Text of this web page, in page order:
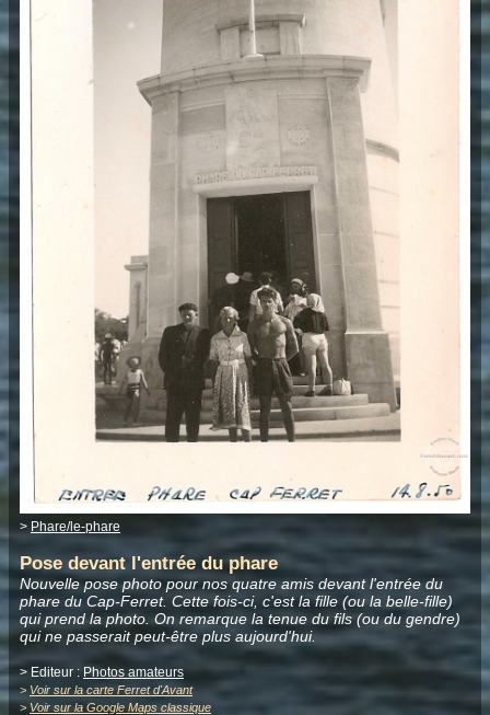
> Phare/le-phare
Pose devant l'entrée du phare
Nouvelle pose photo pour nos quatre amis devant l'entrée du
phare du Cap-Ferret. Cette fois-ci, c'est la fille (ou la belle-fille)
qui prend la photo. On remarque la tenue du fils (ou du gendre)
qui ne passerait peut-être plus aujourd'hui.
> Editeur : Photos amateurs
> Voir sur la carte Ferret d'Avant
> Voir sur la Google Maps classique